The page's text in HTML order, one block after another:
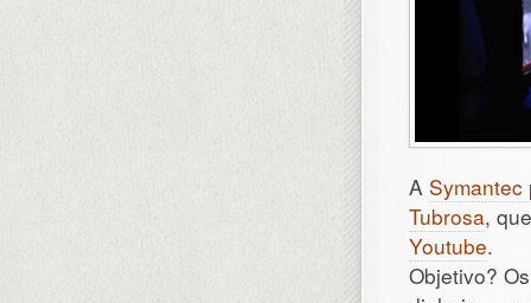
A
Tubrosa,
Youtube.
Objetivo?